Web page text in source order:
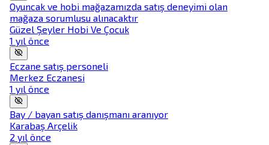
Oyuncak ve hobi mağazamızda satış deneyimi olan
mağaza sorumlusu alınacaktır
Güzel Şeyler Hobi Ve Çocuk
1 yıl önce
Eczane satış personeli
Merkez Eczanesi
1 yıl önce
Bay / bayan satış danışmanı aranıyor
Karabaş Arçelik
2 yıl önce